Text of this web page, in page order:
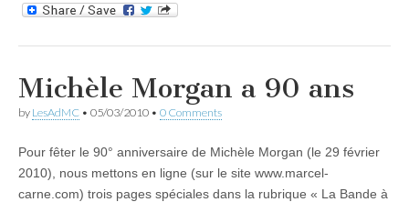
Michèle Morgan a 90 ans
by LesAdMC • 05/03/2010 • 0 Comments
Pour fêter le 90° anniversaire de Michèle Morgan (le 29 février
2010), nous mettons en ligne (sur le site www.marcel-
carne.com) trois pages spéciales dans la rubrique « La Bande à